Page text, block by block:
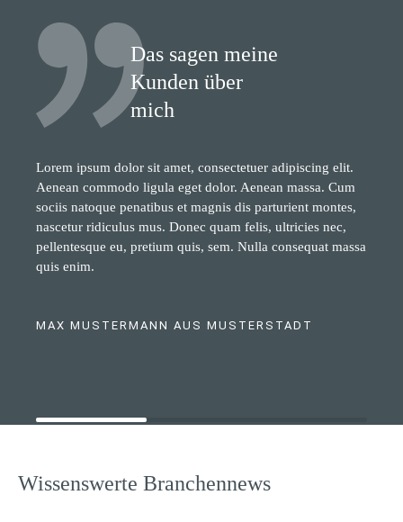
Das sagen meine
Kunden über
mich
Lorem ipsum dolor sit amet, consectetuer adipiscing elit.
Aenean commodo ligula eget dolor. Aenean massa. Cum
sociis natoque penatibus et magnis dis parturient montes,
nascetur ridiculus mus. Donec quam felis, ultricies nec,
pellentesque eu, pretium quis, sem. Nulla consequat massa
quis enim.
MAX MUSTERMANN AUS MUSTERSTADT
Wissenswerte Branchennews